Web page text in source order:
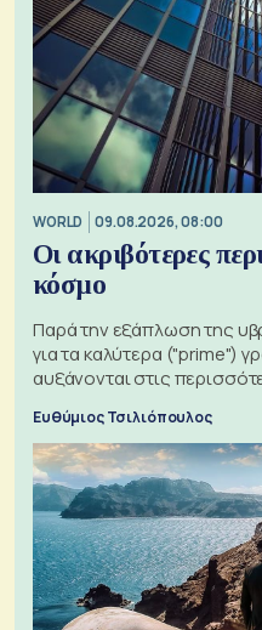
WORLD 09.08.2026, 08:00
Οι ακριβότερες
κόσμο
Παρά την εξάπλωση της
για τα καλύτερα ("prime")
αυξάνονται στις
Ευθύμιος Τσιλιόπουλος